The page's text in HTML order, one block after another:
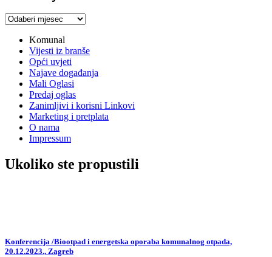
Arhiva
Komunal
Vijesti iz branše
Opći uvjeti
Najave događanja
Mali Oglasi
Predaj oglas
Zanimljivi i korisni Linkovi
Marketing i pretplata
O nama
Impressum
Ukoliko ste propustili
Konferencija /Biootpad i energetska oporaba komunalnog otpada,
20.12.2023., Zagreb